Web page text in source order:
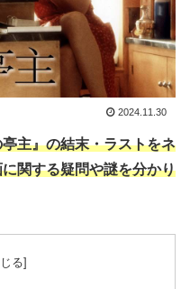
2024.11.30
主』の結末・ラストをネ
関する疑問や謎を分かり